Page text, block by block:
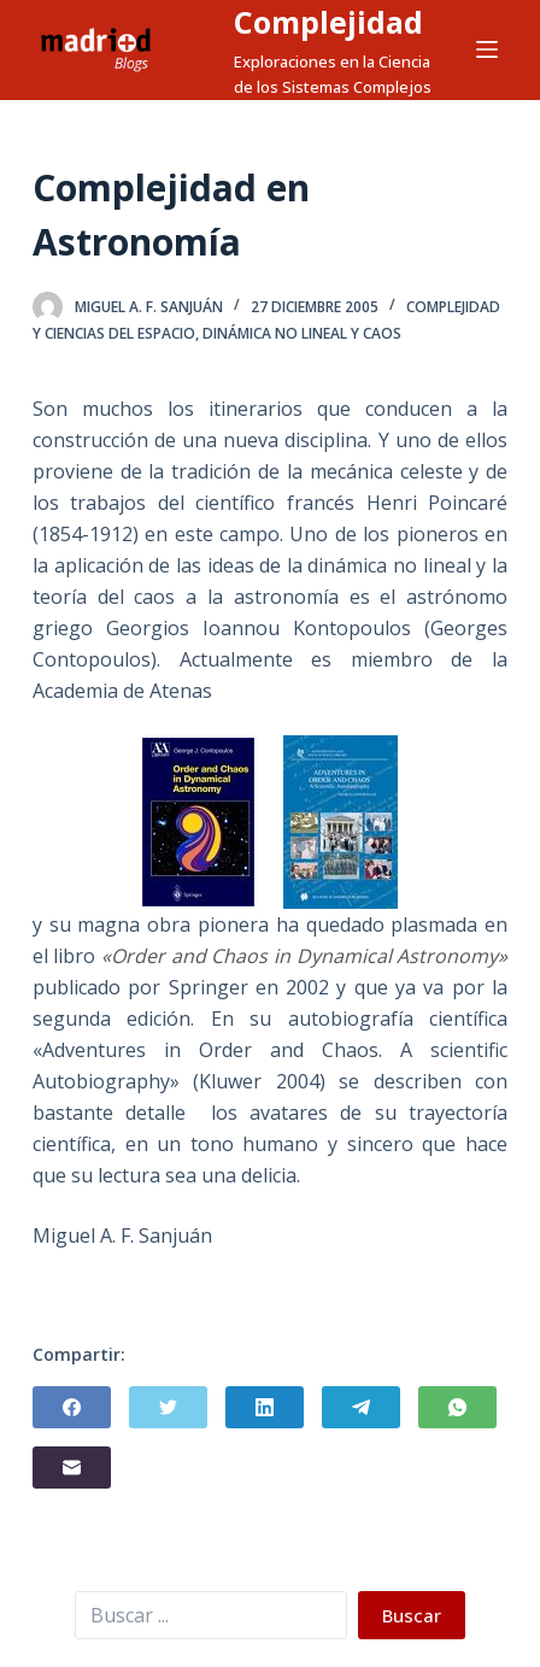
o
n
e
n
d
o
Complejidad
Exploraciones en la Ciencia
de los Sistemas Complejos
Complejidad en
Astronomía
MIGUEL A. F. SANJUÁN 27 DICIEMBRE 2005
COMPLEJIDAD
Y CIENCIAS DEL ESPACIO,DINÁMICA NO LINEAL Y CAOS
Son muchos los itinerarios que conducen a la
construcción de una nueva disciplina. Y uno de ellos
proviene de la tradición de la mecánica celeste y de
los trabajos del científico francés Henri Poincaré
(1854-1912) en este campo. Uno de los pioneros en
la aplicación de las ideas de la dinámica no lineal y la
teoría del caos a la astronomía es el astrónomo
griego Georgios Ioannou Kontopoulos (Georges
Contopoulos). Actualmente es miembro de la
Academia de Atenas
y su magna obra pionera ha quedado plasmada en
el libro «Order and Chaos in Dynamical Astronomy»
publicado por Springer en 2002 y que ya va por la
segunda edición. En su autobiografía científica
«Adventures in Order and Chaos. A scientific
Autobiography» (Kluwer 2004) se describen con
bastante detalle los avatares de su trayectoría
científica, en un tono humano y sincero que hace
que su lectura sea una delicia.
Miguel A. F. Sanjuán
Compartir:
Buscar Buscar